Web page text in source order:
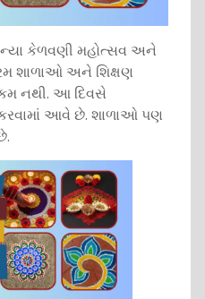
કેળવણી મહોત્સવ અને
શાળાઓ અને શિક્ષણ
કમ નથી. આ દિવસે
આવે છે. શાળાઓ પણ